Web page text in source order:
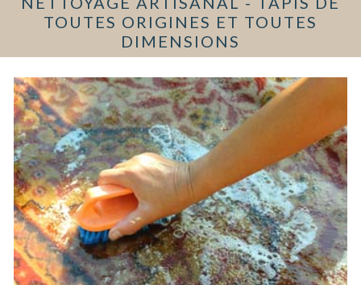
TOUTES ORIGINES ET TOUTES
DIMENSIONS